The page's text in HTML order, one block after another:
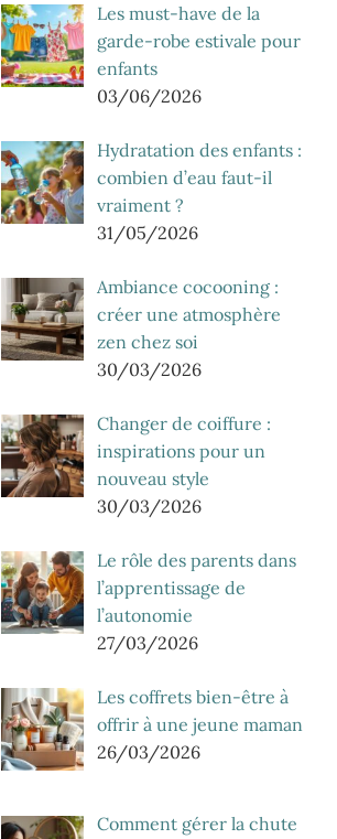
Les must-have de la
garde-robe estivale pour
enfants
03/06/2026
Hydratation des enfants :
combien d’eau faut-il
vraiment ?
31/05/2026
Ambiance cocooning :
créer une atmosphère
zen chez soi
30/03/2026
Changer de coiffure :
inspirations pour un
nouveau style
30/03/2026
Le rôle des parents dans
l’apprentissage de
l’autonomie
27/03/2026
Les coffrets bien-être à
offrir à une jeune maman
26/03/2026
Comment gérer la chute